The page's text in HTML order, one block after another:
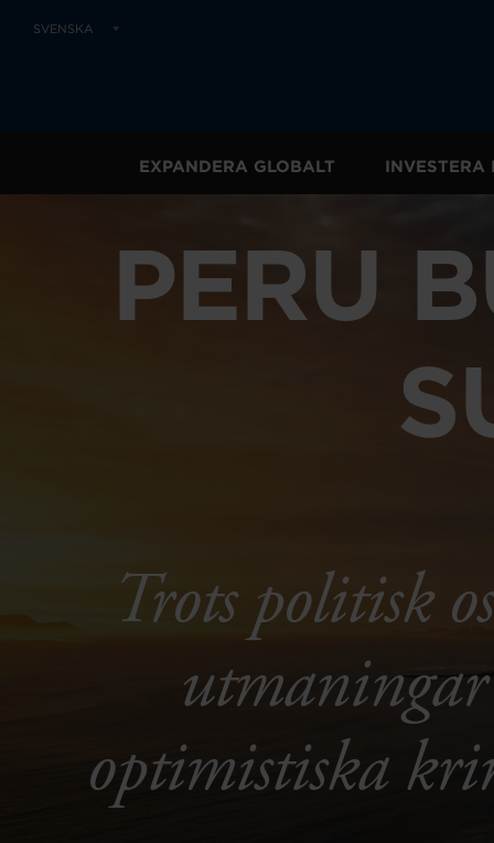
SVENSKA
EXPANDERA GLOBALT INVESTERA
PERU
Trots politisk
utmaningar
optimistiska